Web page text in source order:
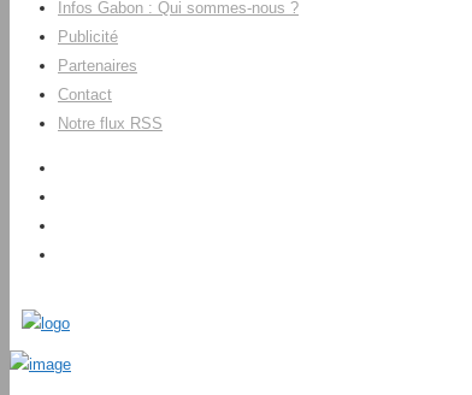
Infos Gabon : Qui sommes-nous ?
Publicité
Partenaires
Contact
Notre flux RSS